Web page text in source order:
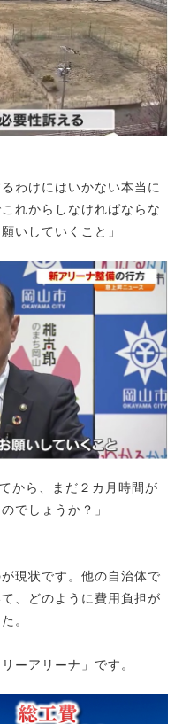
わけにはいかない本当に
れからしなければならな
いしていくこと」
から、まだ２カ月時間が
でしょうか？」
現状です。他の自治体で
、どのように費用負担が
。
ーアリーナ」です。